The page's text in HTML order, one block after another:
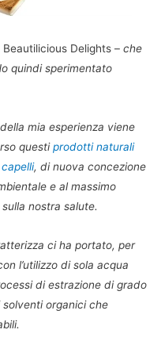
Delights – che
quindi sperimentato
mia esperienza viene
questiprodotti naturali
, di nuova concezione
e al massimo
nostra salute.
ci ha portato, per
l’utilizzo di sola acqua
di estrazione di grado
organici che